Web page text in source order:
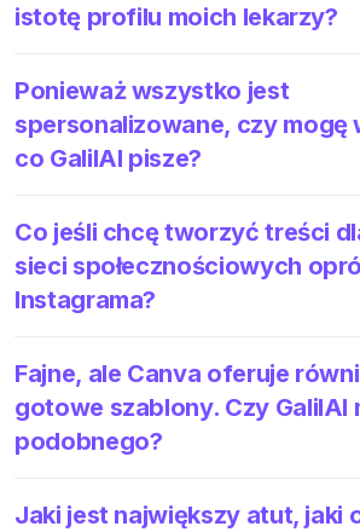
istotę profilu moich lekarzy?
Ponieważ wszystko jest
spersonalizowane, czy mogę
co GalilAI pisze?
Co jeśli chcę tworzyć treści
sieci społecznościowych
Instagrama?
Fajne, ale Canva oferuje
gotowe szablony. Czy GalilAI
podobnego?
Jaki jest największy atut, jaki